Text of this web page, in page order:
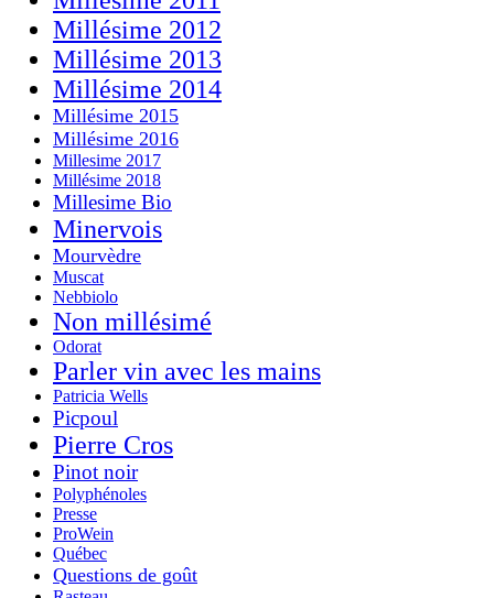
Millésime 2012
Millésime 2013
Millésime 2014
Millésime 2015
Millésime 2016
Millesime 2017
Millésime 2018
Millesime Bio
Minervois
Mourvèdre
Muscat
Nebbiolo
Non millésimé
Odorat
Parler vin avec les mains
Patricia Wells
Picpoul
Pierre Cros
Pinot noir
Polyphénoles
Presse
ProWein
Québec
Questions de goût